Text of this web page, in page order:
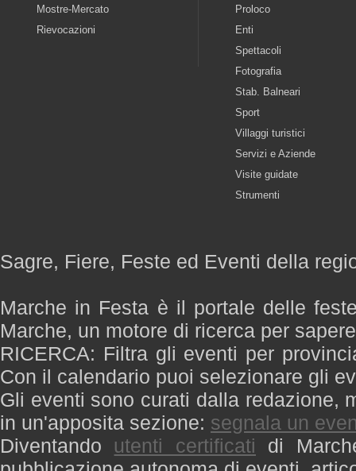
Mostre-Mercato
Rievocazioni
Proloco
Enti
Spettacoli
Fotografia
Stab. Balneari
Sport
Villaggi turistici
Servizi e Aziende
Visite guidate
Strumenti
Sagre, Fiere, Feste ed Eventi della
Marche in Festa è il portale delle
Marche, un motore di ricerca per
RICERCA: Filtra gli eventi per
Con il calendario puoi selezionare gli
Gli eventi sono curati dalla redazione,
in un'apposita sezione: segnala un
Diventando utenti certificati di